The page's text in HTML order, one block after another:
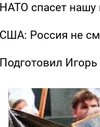
НАТО спасет
США: Россия не
Подготовил